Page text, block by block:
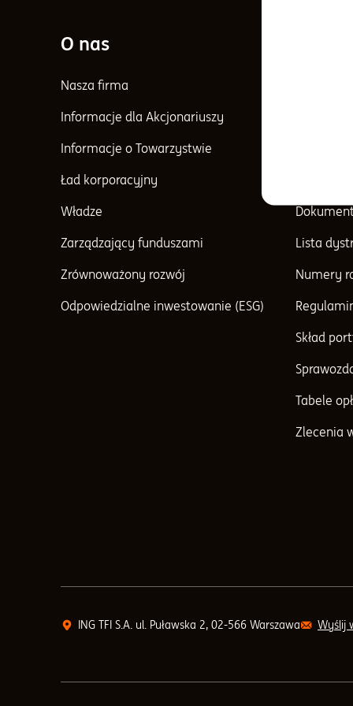
O nas
Nasza firma
Informacje dla Akcjonariuszy
Informacje o Towarzystwie
Ład korporacyjny
Władze
Zarządzający funduszami
Zrównoważony rozwój
Odpowiedzialne inwestowanie (ESG)
Lista
Numery
Skład
Tabele
Zlecenia
ING TFI S.A. ul. Puławska 2, 02-566 Warszawa Wyślij